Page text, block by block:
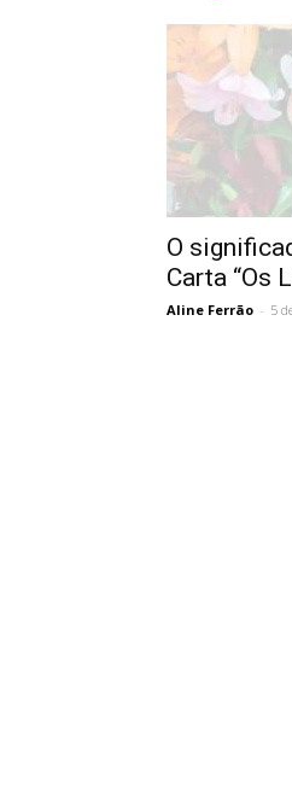
O
Carta “Os
Aline Ferrão - 5